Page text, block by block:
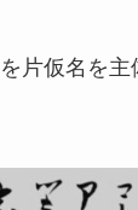
片仮名を主